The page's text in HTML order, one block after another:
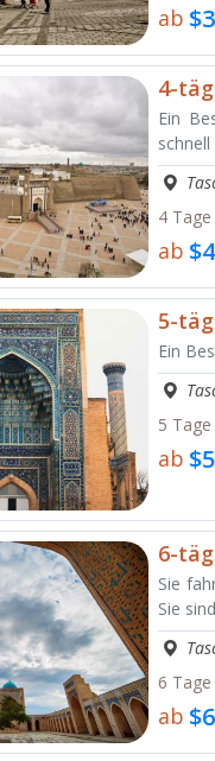
ab
4-
Ein
4
ab
5-
Ein
5
ab
6-
Sie
Sie
6
ab